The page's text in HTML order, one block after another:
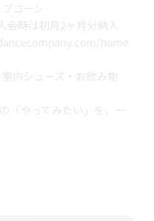
コーン
会時は初月2ヶ月分納入
home
内シューズ・お飲み物
「やってみたい」を、一